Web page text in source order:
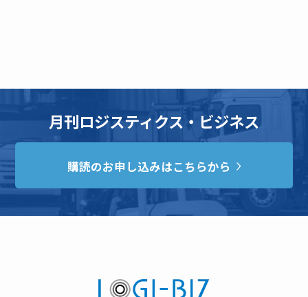
月刊ロジスティクス・ビジネス
購読のお申し込みはこちらから